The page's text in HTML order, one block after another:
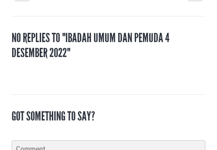
NO REPLIES TO "IBADAH UMUM DAN PEMUDA 4
DESEMBER 2022"
GOT SOMETHING TO SAY?